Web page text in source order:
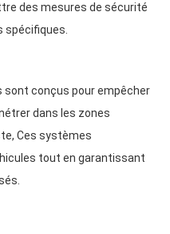
des mesures de sécurité
spécifiques.
sont conçus pour empêcher
dans les zones
Ces systèmes
tout en garantissant